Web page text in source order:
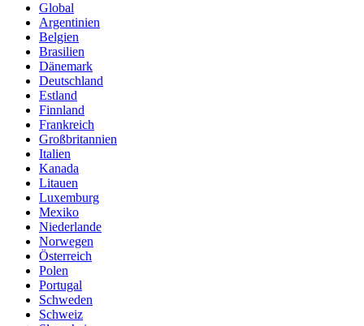
Global
Argentinien
Belgien
Brasilien
Dänemark
Deutschland
Estland
Finnland
Frankreich
Großbritannien
Italien
Kanada
Litauen
Luxemburg
Mexiko
Niederlande
Norwegen
Österreich
Polen
Portugal
Schweden
Schweiz